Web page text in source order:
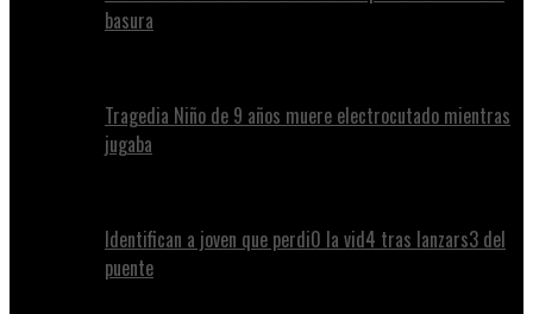
basura
Tragedia Niño de 9 años muere electrocutado mientras
jugaba
Identifican a joven que perdi0 la vid4 tras lanzars3 del
puente